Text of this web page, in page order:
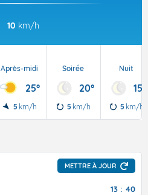
10 km/h
Après-midi
25°
5 km/h
Soirée
20°
5 km/h
Nuit
15°
5 km/h
METTRE À JOUR
13 : 40